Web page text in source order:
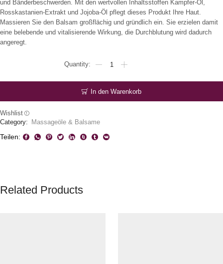
und Bänderbeschwerden. Mit den wertvollen Inhaltsstoffen Kampfer-Öl,
Rosskastanien-Extrakt und Jojoba-Öl pflegt dieses Produkt Ihre Haut.
Massieren Sie den Balsam großflächig und gründlich ein. Sie erzielen damit
eine belebende und vitalisierende Wirkung, die Durchblutung wird dadurch
angeregt.
Balsam
In den Warenkorb
Wishlist
Category:
Massageöle & Balsame
Teilen:
Related Products